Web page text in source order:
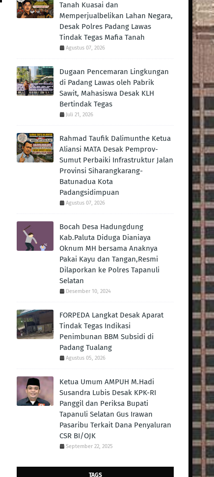
Tanah Kuasai dan
Memperjualbelikan Lahan Negara,
Desak Polres Padang Lawas
Tindak Tegas Mafia Tanah
Agustus 07, 2026
Dugaan Pencemaran Lingkungan
di Padang Lawas oleh Pabrik
Sawit, Mahasiswa Desak KLH
Bertindak Tegas ‎
Juli 21, 2026
Rahmad Taufik Dalimunthe Ketua
Aliansi MATA Desak Pemprov-
Sumut Perbaiki Infrastruktur Jalan
Provinsi Siharangkarang-
Batunadua Kota
Padangsidimpuan
Agustus 07, 2026
Bocah Desa Hadungdung
Kab.Paluta Diduga Dianiaya
Oknum MH bersama Anaknya
Pakai Kayu dan Tangan,Resmi
Dilaporkan ke Polres Tapanuli
Selatan
Desember 10, 2024
FORPEDA Langkat Desak Aparat
Tindak Tegas Indikasi
Penimbunan BBM Subsidi di
Padang Tualang
Agustus 05, 2026
Ketua Umum AMPUH M.Hadi
Susandra Lubis Desak KPK-RI
Panggil dan Periksa Bupati
Tapanuli Selatan Gus Irawan
Pasaribu Terkait Dana Penyaluran
CSR BI/OJK
September 22, 2025
TAGS